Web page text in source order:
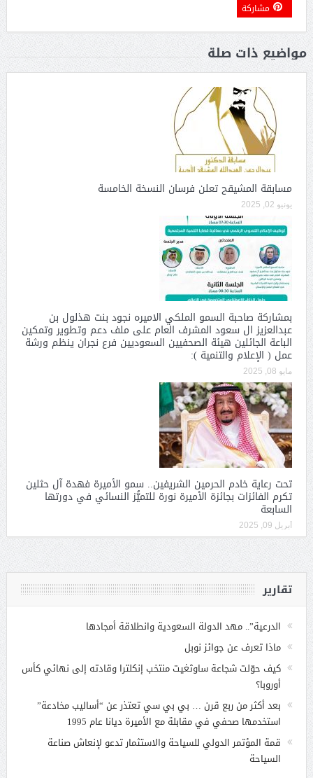
مشاركة
مواضيع ذات صلة
مسابقة المشيقح تعلن فرسان النسخة الخامسة
يونيو 02, 2025
بمشاركة صاحبة السمو الملكي الاميره نجود بنت هذلول بن
عبدالعزيز ال سعود المشرف العام على ملف دعم وتطوير وتمكين
الباعة الجائلين هيئة الصحفيين السعوديين فرع نجران ينظم ورشة
عمل ( الإعلام والتنمية ):
مايو 08, 2025
تحت رعاية خادم الحرمين الشريفين.. سمو الأميرة فهدة آل حثلين
تكرم الفائزات بجائزة الأميرة نورة للتميُّز النسائي في دورتها
السابعة
أبريل 09, 2025
تقارير
الدرعية”.. مهد الدولة السعودية وانطلاقة أمجادها
ماذا تعرف عن جوائز نوبل
كيف حوّلت شجاعة ساوثغيت منتخب إنكلترا وقادته إلى نهائي كأس
أوروبا؟
بعد أكثر من ربع قرن … بي بي سي تعتذر عن “أساليب مخادعة”
استخدمها صحفي في مقابلة مع الأميرة ديانا عام 1995
قمة المؤتمر الدولي للسياحة والاستثمار تدعو لإنعاش صناعة
السياحة